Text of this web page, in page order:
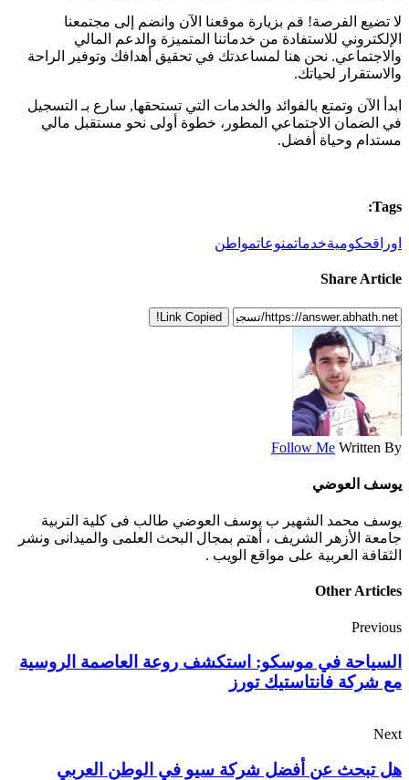
لا تضيع الفرصة! قم بزيارة موقعنا الآن وانضم إلى مجتمعنا
الإلكتروني للاستفادة من خدماتنا المتميزة والدعم المالي
والاجتماعي. نحن هنا لمساعدتك في تحقيق أهدافك وتوفير الراحة
والاستقرار لحياتك.
ابدأ الآن وتمتع بالفوائد والخدمات التي تستحقها, سارع بـ التسجيل
في الضمان الاجتماعي المطور، خطوة أولى نحو مستقبل مالي
مستدام وحياة أفضل.
Tags:
اوراقحكوميةخدماتمنوعاتمواطن
Share Article
Link Copied!
Follow Me Written By
يوسف العوضي
يوسف محمد الشهير ب يوسف العوضي طالب فى كلية التربية
جامعة الأزهر الشريف ، أهتم بمجال البحث العلمى والميدانى ونشر
الثقافة العربية على مواقع الويب .
Other Articles
Previous
السياحة في موسكو: استكشف روعة العاصمة الروسية
مع شركة فانتاستيك تورز
Next
هل تبحث عن أفضل شركة سيو في الوطن العربي